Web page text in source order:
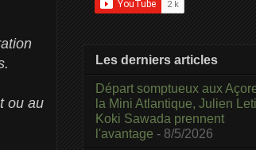
ou au
Les derniers articles
Départ somptueux aux
la Mini Atlantique, Julien
Koki Sawada prennent
l'avantage - 8/5/2026